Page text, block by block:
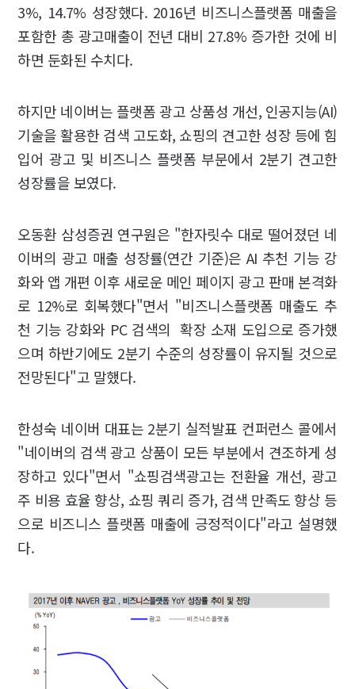
3%, 14.7% 성장했다. 2016년 비즈니스플랫폼 매출을
포함한 총 광고매출이 전년 대비 27.8% 증가한 것에 비
하면 둔화된 수치다.
하지만 네이버는 플랫폼 광고 상품성 개선, 인공지능(AI)
기술을 활용한 검색 고도화, 쇼핑의 견고한 성장 등에 힘
입어 광고 및 비즈니스 플랫폼 부문에서 2분기 견고한
성장률을 보였다.
오동환 삼성증권 연구원은 "한자릿수 대로 떨어졌던 네
이버의 광고 매출 성장률(연간 기준)은 AI 추천 기능 강
화와 앱 개편 이후 새로운 메인 페이지 광고 판매 본격화
로 12%로 회복했다"면서 "비즈니스플랫폼 매출도 추
천 기능 강화와 PC 검색의 확장 소재 도입으로 증가했
으며 하반기에도 2분기 수준의 성장률이 유지될 것으로
전망된다"고 말했다.
한성숙 네이버 대표는 2분기 실적발표 컨퍼런스 콜에서
"네이버의 검색 광고 상품이 모든 부분에서 견조하게 성
장하고 있다"면서 "쇼핑검색광고는 전환율 개선, 광고
주 비용 효율 향상, 쇼핑 쿼리 증가, 검색 만족도 향상 등
으로 비즈니스 플랫폼 매출에 긍정적이다"라고 설명했
다.